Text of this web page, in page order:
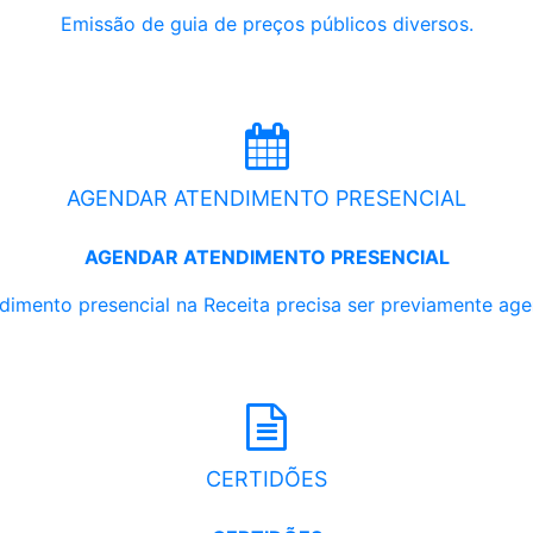
Emissão de guia de preços públicos diversos.
AGENDAR ATENDIMENTO PRESENCIAL
AGENDAR ATENDIMENTO PRESENCIAL
presencial na Receita precisa ser previamente
CERTIDÕES